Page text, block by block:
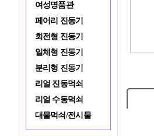
여성명품관
페어리 진동기
회전형 진동기
일체형 진동기
분리형 진동기
리얼 진동먹쇠
리얼 수동먹쇠
대물먹쇠/전시물